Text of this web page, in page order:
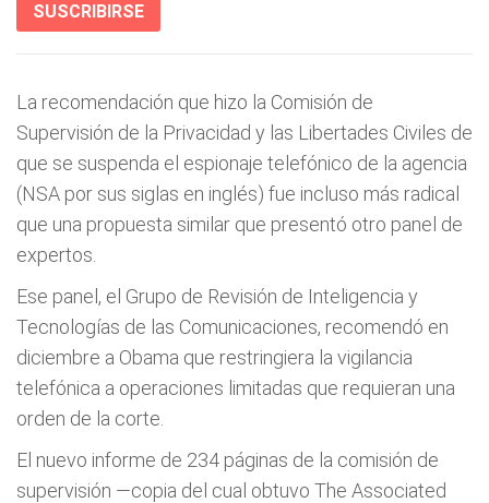
SUSCRIBIRSE
La recomendación que hizo la Comisión de
Supervisión de la Privacidad y las Libertades Civiles de
que se suspenda el espionaje telefónico de la agencia
(NSA por sus siglas en inglés) fue incluso más radical
que una propuesta similar que presentó otro panel de
expertos.
Ese panel, el Grupo de Revisión de Inteligencia y
Tecnologías de las Comunicaciones, recomendó en
diciembre a Obama que restringiera la vigilancia
telefónica a operaciones limitadas que requieran una
orden de la corte.
El nuevo informe de 234 páginas de la comisión de
supervisión —copia del cual obtuvo The Associated